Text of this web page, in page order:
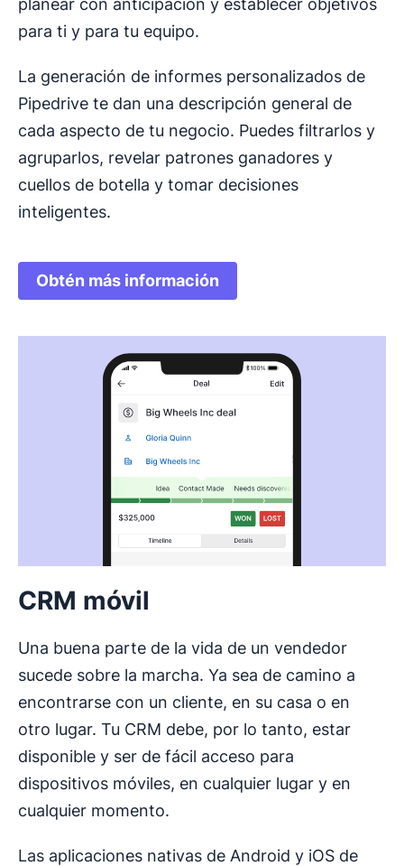
para ti y para tu equipo.
La generación de informes personalizados de
Pipedrive te dan una descripción general de
cada aspecto de tu negocio. Puedes filtrarlos y
agruparlos, revelar patrones ganadores y
cuellos de botella y tomar decisiones
inteligentes.
Obtén más información
CRM móvil
Una buena parte de la vida de un vendedor
sucede sobre la marcha. Ya sea de camino a
encontrarse con un cliente, en su casa o en
otro lugar. Tu CRM debe, por lo tanto, estar
disponible y ser de fácil acceso para
dispositivos móviles, en cualquier lugar y en
cualquier momento.
Las aplicaciones nativas de Android y iOS de